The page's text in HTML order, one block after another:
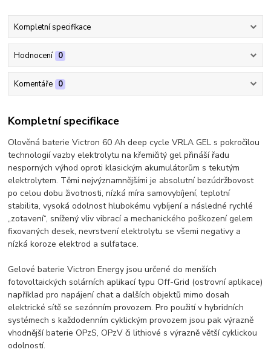
Kompletní specifikace
Hodnocení 0
Komentáře 0
Kompletní specifikace
Olověná baterie Victron 60 Ah deep cycle VRLA GEL s pokročilou
technologií vazby elektrolytu na křemičitý gel přináší řadu
nesporných výhod oproti klasickým akumulátorům s tekutým
elektrolytem. Těmi nejvýznamnějšími je absolutní bezúdržbovost
po celou dobu životnosti, nízká míra samovybíjení, teplotní
stabilita, vysoká odolnost hlubokému vybíjení a následné rychlé
„zotavení“, snížený vliv vibrací a mechanického poškození gelem
fixovaných desek, nevrstvení elektrolytu se všemi negativy a
nízká koroze elektrod a sulfatace.
Gelové baterie Victron Energy jsou určené do menších
fotovoltaických solárních aplikací typu Off-Grid (ostrovní aplikace)
například pro napájení chat a dalších objektů mimo dosah
elektrické sítě se sezónním provozem. Pro použití v hybridních
systémech s každodenním cyklickým provozem jsou pak výrazně
vhodnější baterie OPzS, OPzV či lithiové s výrazně větší cyklickou
odolností.